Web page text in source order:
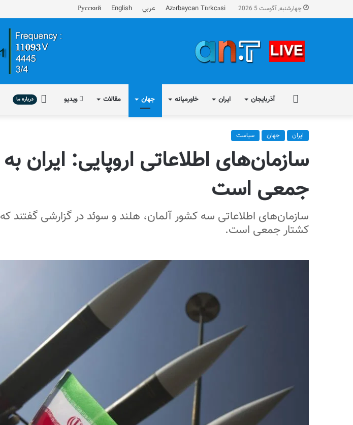
چهارشنبه, آگوست 5 2026 Azərbaycan Türkcəsi عربي English
Русский
آذربایجان ایران خاورمیانه جهان مقالات ویدیو درباره
درباره ما
ایران جهان سیاست
سازمان‌های اطلاعاتی اروپایی: ایران
جمعی است
سازمان‌های اطلاعاتی سه کشور آلمان، هلند و سوئد در گزارشی گفتند که
کشتار جمعی است.